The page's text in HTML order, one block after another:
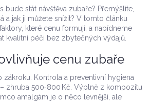
bude stát návštěva zubaře? Přemýšlíte,
a jak ji můžete snížit? V tomto článku
které cenu formují, a nabídneme
kvalitní péči bez zbytečných výdajů.
cenu zubaře
zákroku. Kontrola a preventivní hygiena
zhruba 500‑800 Kč. Výplně z kompozitu
amalgám je o něco levnější, ale